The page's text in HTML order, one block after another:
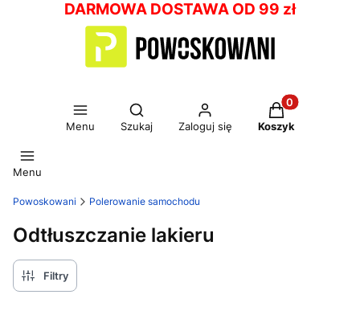
DARMOWA DOSTAWA OD 99 zł
Menu
Otwórz wyszukiwarkę
Szukaj Zaloguj się
Produkty w
Koszyk
Menu
Powoskowani Polerowanie samochodu
Odtłuszczanie lakieru
Filtry